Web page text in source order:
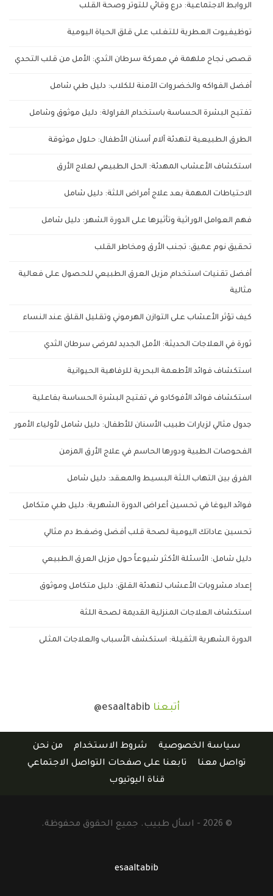
الروابط الاجتماعية: درع وقائي للتوتر وصحة القلب
توظيفيوت العطرية للتغلب على قلق الحياة اليومية
قصص نجاح ملهمة في معركة سرطان الثدي: الأمل من قلب التحدي
أفضل الفواكه والخضروات الآمنة للكلاب: دليل طبي شامل
تفتيح البشرة الحساسة باستخدام الفراولة: دليل موثوق وشامل
الطرق الطبيعية لتهدئة آلام أسنان الأطفال: حلول موثوقة
استكشاف الأعشاب المهدئة: الحل الطبيعي لعلاج الأرق
الاحتياطات المهمة بعد علاج أمراض اللثة: دليل شامل
فهم العوامل الوراثية وتأثيرها على الدورة الشهر: دليل شامل
تحقيق نوم عميق: تجنب الأرق ومخاطر القلب
أفضل تقنيات استخدام مزيل العرق الطبيعي للحصول على فعالية
مثالية
كيف تؤثر الأعشاب على التوازن الهرموني وتقليل القلق عند النساء
ثورة في العلاجات الحديثة: الأمل الجديد لمرضى سرطان الثدي
استكشاف فوائد الأطعمة البحرية للرفاهية الحيوانية
استكشاف فوائد الأفوكادو في تفتيح البشرة الحساسة بفاعلية
جدول مثالي لزيارات طبيب الأسنان للأطفال: دليل شامل لأولياء الأمور
الفحوصات الطبية ودورها الحاسم في علاج الأرق المزمن
الفرق بين التهاب اللثة البسيط والمعقد: دليل شامل
فوائد اليوغا في تحسين أعراض الدورة الشهرية: دليل طبي متكامل
تحسين عاداتك اليومية لصحة قلب أفضل وضغط دم مثالي
دليل شامل: الأسئلة الأكثر شيوعاً حول مزيل العرق الطبيعي
إعداد مشروبات الأعشاب لتهدئة القلق: دليل متكامل وموثوق
استكشاف العلاجات المنزلية القديمة لصحة اللثة
الدورة الشهرية الثقيلة: استكشف الأسباب والعلاجات المثلى
أتبعنا @esaaltabib
سياسة الخصوصية شروط الاستخدام
من نحن
تواصل معنا
تابعنا على صفحات التواصل الاجتماعي
قناة اليوتيوب
© 2026 - اسأل طبيب. جميع الحقوق محفوظة.
esaaltabib